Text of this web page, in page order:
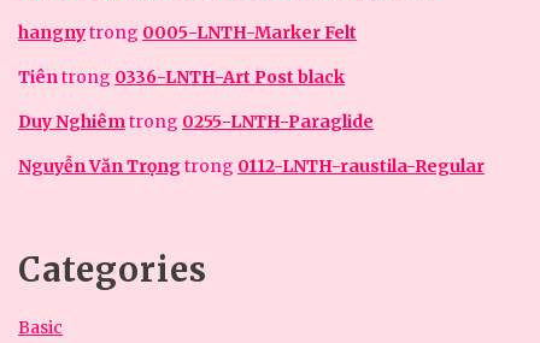
hangnytrong 0005-LNTH-Marker Felt
Tiêntrong 0336-LNTH-Art Post black
Duy Nghiêmtrong 0255-LNTH-Paraglide
Nguyễn Văn Trọngtrong 0112-LNTH-raustila-Regular
Categories
Basic